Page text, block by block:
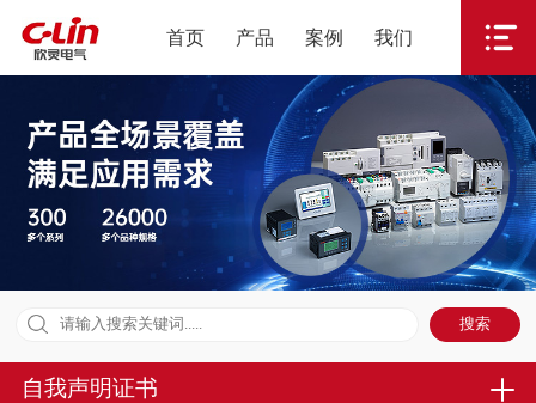
首页 产品 案例 我们
自我声明证书